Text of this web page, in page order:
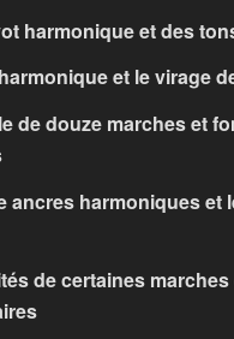
harmonique et des
et le virage
de douze marches et
ancres harmoniques et
de certaines